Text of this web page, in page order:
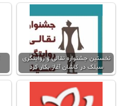
نخستین جشنواره نقالی و روایتگری
سیلک در کاشان آغاز بکار کرد